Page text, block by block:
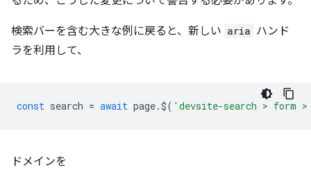
検索バーを含む大きな例に戻ると、新しい aria ハンド
ラを利用して、
const search = await page.$( 'devsite-search > form
ドメインを